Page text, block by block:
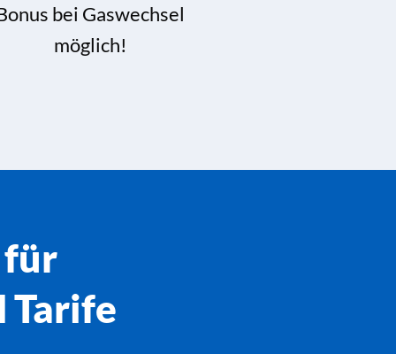
bei Gaswechsel
möglich!
für
Tarife